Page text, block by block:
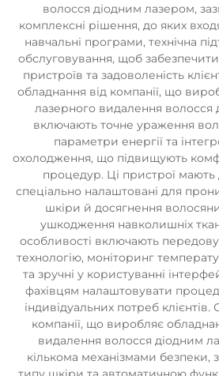
волосся діодним лазером,
комплексні рішення, до яких
навчальні програми, технічна
обслуговування, щоб
пристроїв та задоволеність
обладнання від компанії, що
лазерного видалення волосся
включають точне ураження
параметри енергії та
охолодження, що підвищують
процедур. Ці пристрої
спеціально налаштовані для
шкіри й досягнення
ушкодження навколишніх
особливості включають
технологію, моніторинг
та зручні у користуванні
фахівцям налаштовувати
індивідуальних потреб клієнтів.
компанії, що виробляє
видалення волосся діодним
кількома механізмами безпеки,